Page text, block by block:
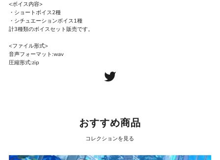
<ボイス内容>
・ショートボイス2種
・シチュエーションボイス1種
計3種類のボイスセット販売です。
<ファイル形式>
音声フォーマット:wav
圧縮形式:zip
おすすめ商品
コレクションを見る